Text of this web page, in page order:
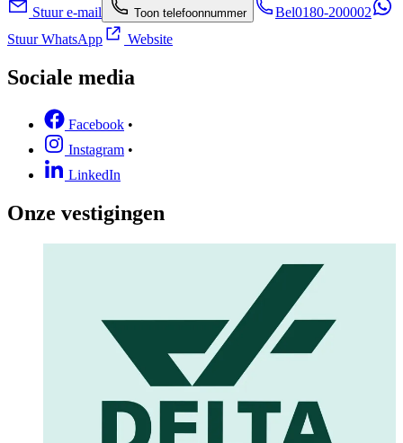
Stuur e-mail Toon telefoonnummer Bel0180-200002
Stuur WhatsApp
Website
Sociale media
Facebook •
Instagram •
LinkedIn
Onze vestigingen